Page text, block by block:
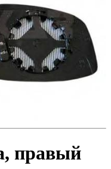
правый